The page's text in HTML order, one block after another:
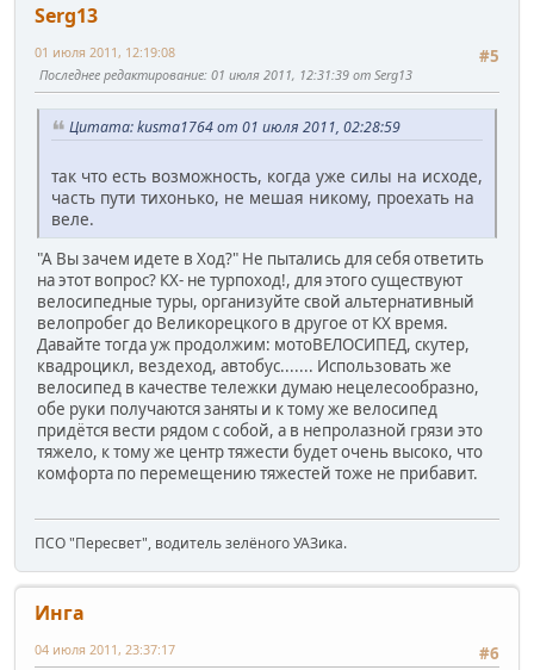
Serg13
#5
01 июля 2011, 12:19:08
Последнее редактирование: 01 июля 2011, 12:31:39 от Serg13
Цитата: kusma1764 от 01 июля 2011, 02:28:59
так что есть возможность, когда уже силы на исходе,
часть пути тихонько, не мешая никому, проехать на
веле.
"А Вы зачем идете в Ход?" Не пытались для себя ответить
на этот вопрос? КХ- не турпоход!, для этого существуют
велосипедные туры, организуйте свой альтернативный
велопробег до Великорецкого в другое от КХ время.
Давайте тогда уж продолжим: мотоВЕЛОСИПЕД, скутер,
квадроцикл, вездеход, автобус....... Использовать же
велосипед в качестве тележки думаю нецелесообразно,
обе руки получаются заняты и к тому же велосипед
придётся вести рядом с собой, а в непролазной грязи это
тяжело, к тому же центр тяжести будет очень высоко, что
комфорта по перемещению тяжестей тоже не прибавит.
ПСО "Пересвет", водитель зелёного УАЗика.
Инга
#6
04 июля 2011, 23:37:17